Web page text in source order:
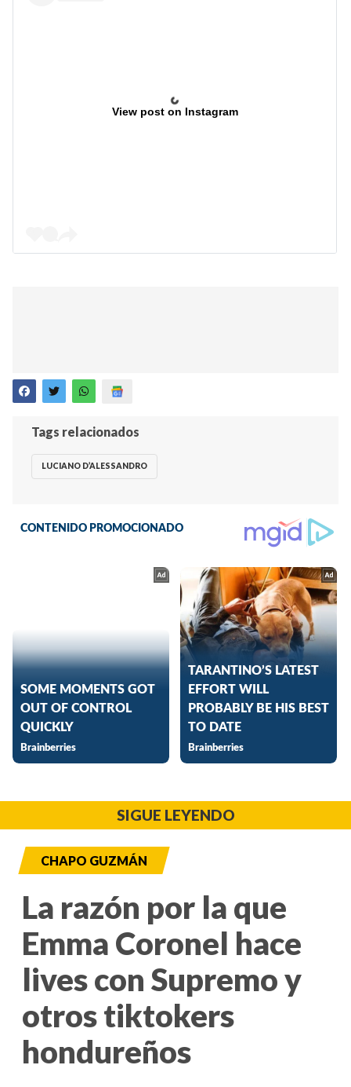
View post on Instagram
Tags relacionados
LUCIANO D’ALESSANDRO
SIGUE LEYENDO
CHAPO GUZMÁN
La razón por la que
Emma Coronel hace
lives con Supremo y
otros tiktokers
hondureños